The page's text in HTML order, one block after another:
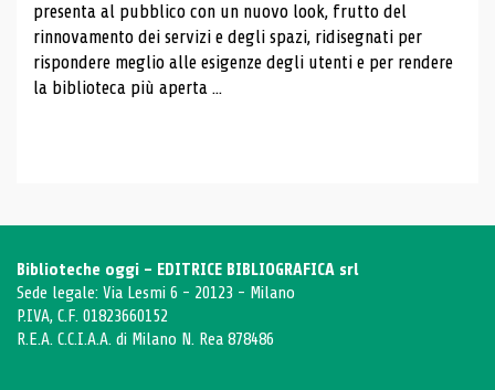
presenta al pubblico con un nuovo look, frutto del
rinnovamento dei servizi e degli spazi, ridisegnati per
rispondere meglio alle esigenze degli utenti e per rendere
la biblioteca più aperta ...
Biblioteche oggi - EDITRICE BIBLIOGRAFICA srl
Sede legale: Via Lesmi 6 - 20123 - Milano
P.IVA, C.F. 01823660152
R.E.A. C.C.I.A.A. di Milano N. Rea 878486